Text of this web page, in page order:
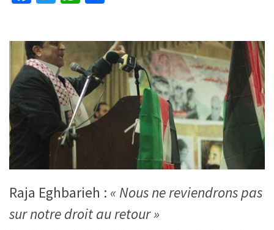
Raja Eghbarieh : « Nous ne reviendrons pas
sur notre droit au retour »